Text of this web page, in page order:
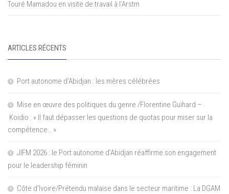
Touré Mamadou en visite de travail à l’Arstm
ARTICLES RÉCENTS
Port autonome d’Abidjan : les mères célébrées
Mise en œuvre des politiques du genre /Florentine Guihard –
Koidio : « Il faut dépasser les questions de quotas pour miser sur la
compétence… »
JIFM 2026 : le Port autonome d’Abidjan réaffirme son engagement
pour le leadership féminin
Côte d’Ivoire/Prétendu malaise dans le secteur maritime : La DGAM